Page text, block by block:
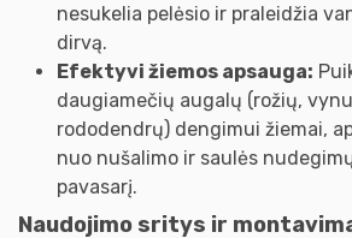
nesukelia pelėsio ir praleidžia
dirvą.
Efektyvi žiemos apsauga:
daugiamečių augalų (rožių,
rododendrų) dengimui žiemai,
nuo nušalimo ir saulės
pavasarį.
Naudojimo sritys ir